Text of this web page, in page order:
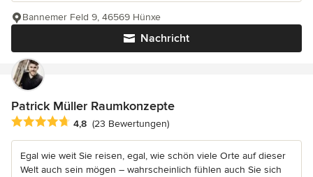
Nachricht
Bannemer Feld 9, 46569 Hünxe
Patrick Müller Raumkonzepte
Durchschnittliche Bewertung: 4.8 von 5 Sternen
4,8 (23 Bewertungen)
Egal wie weit Sie reisen, egal, wie schön viele Orte auf dieser
Welt auch sein mögen – wahrscheinlich fühlen auch Sie sich